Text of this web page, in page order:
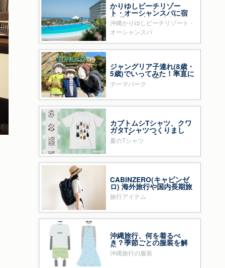
かりゆしビーチリゾー
ト・オーシャンスパに宿
泊 子ども連れに人気
沖縄かりゆしビーチリゾート・
オーシャンスパ
ジャングリア子連れ(8歳・
5歳)でいってみた！率直に
いいところ・悪いところ
テーマパーク
カブトムシTシャツ、クワ
ガタTシャツつくりまし
た〜【mussii】
夏のTシャツ
CABINZERO(キャビンゼ
ロ) 海外旅行や国内長期旅
行のバックパック買って
みた！
旅行アイテム
沖縄旅行、何を着るべ
き？季節ごとの服装を解
説
沖縄旅行の服装